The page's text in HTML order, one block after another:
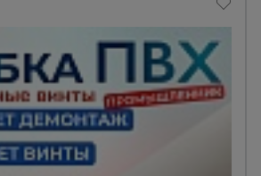
Тачки
строительные
и садовые
Лестницы
и